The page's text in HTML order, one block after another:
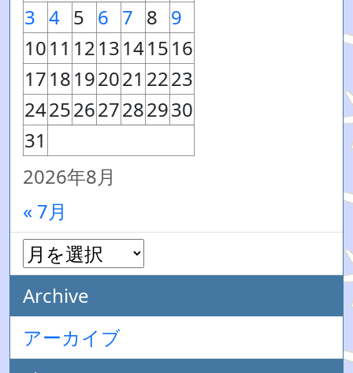
2026年8月
3 4 5 6 7 8 9
1011 1213141516
1718192021 2223
24252627282930
31
« 7月
Archive
アーカイブ